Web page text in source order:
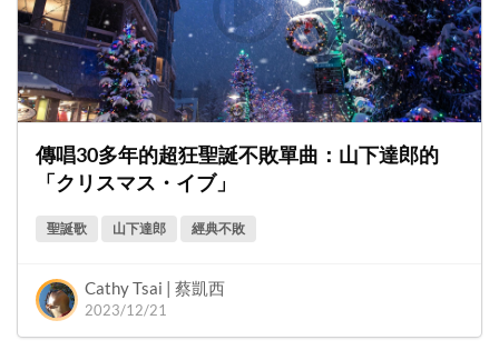
傳唱30多年的超狂聖誕不敗單曲：山下達郎的
「クリスマス・イブ」
聖誕歌 山下達郎 經典不敗
Cathy Tsai | 蔡凱西
2023/12/21